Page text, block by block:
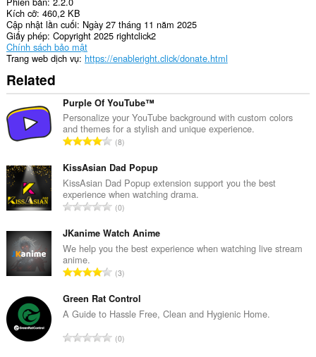
một
số
trang
web.
ích
mở
này
có
thể
tab
và
hoạt
động
duyệt
của
bạn.
This
store
an
unlimited
amount
Kích cỡ 460,2 KB
Cập nhật lần cuối Ngày 27 tháng 11 năm 2025
Giấy phép Copyright 2025 rightclick2
Chính sách bảo mật
Trang web dịch vụ https://enableright.click/donate.html
Related
Purple Of YouTube™
Personalize your YouTube background with custom colors
and themes for a stylish and unique experience.
T
n
g
s
ố
ế
p
h
ạ
n
g
8
KissAsian Dad Popup
KissAsian Dad Popup extension support you the best
experience when watching drama.
T
n
g
ố
ế
p
h
ạ
0
JKanime Watch Anime
We help you the best experience when watching live stream
anime.
T
n
g
ố
3
Green Rat Control
A Guide to Hassle Free, Clean and Hygienic Home.
T0